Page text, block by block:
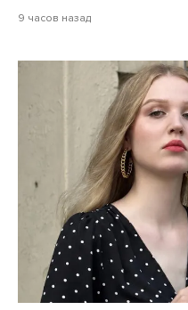
9 часов назад